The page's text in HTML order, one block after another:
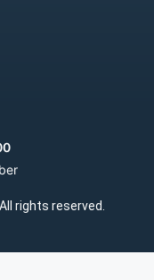
rights reserved.